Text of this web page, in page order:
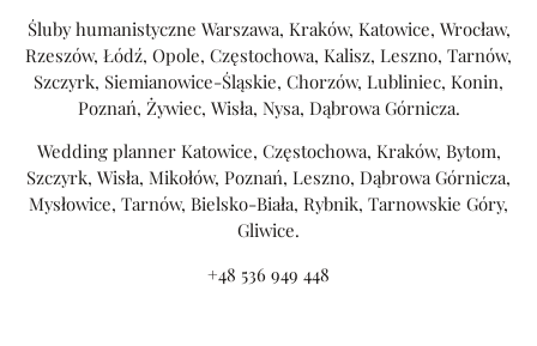
Śluby humanistyczne Warszawa, Kraków, Katowice, Wrocław,
Rzeszów, Łódź, Opole, Częstochowa, Kalisz, Leszno, Tarnów,
Szczyrk, Siemianowice-Śląskie, Chorzów, Lubliniec, Konin,
Poznań, Żywiec, Wisła, Nysa, Dąbrowa Górnicza.
Wedding planner Katowice, Częstochowa, Kraków, Bytom,
Szczyrk, Wisła, Mikołów, Poznań, Leszno, Dąbrowa Górnicza,
Mysłowice, Tarnów, Bielsko-Biała, Rybnik, Tarnowskie Góry,
Gliwice.
+48 536 949 448